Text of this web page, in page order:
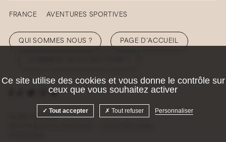
FRANCE AVENTURES SPORTIVES
QUI SOMMES NOUS ? PAGE D’ACCUEIL
© 2026 Hellolaroux
Ce site utilise des cookies et vous donne le contrôle sur
ceux que vous souhaitez activer
Tout accepter Tout refuser Personnaliser